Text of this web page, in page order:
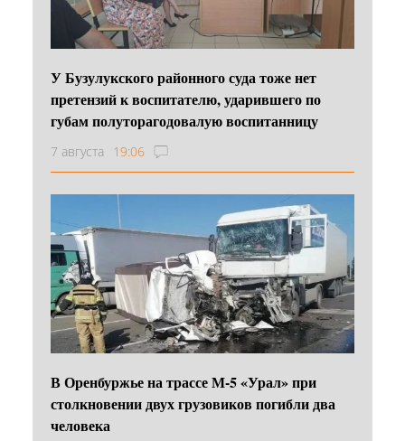
У Бузулукского районного суда тоже нет
претензий к воспитателю, ударившего по
губам полуторагодовалую воспитанницу
7 августа 19:06
В Оренбуржье на трассе М-5 «Урал» при
столкновении двух грузовиков погибли два
человека